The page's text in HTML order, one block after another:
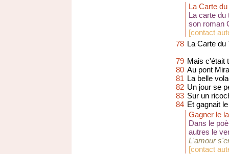
La Carte du
La carte du
son roman
[contact
78 La Carte du
79 Mais c'était
80 Au pont
81 La belle
82 Un jour se
83 Sur un
84 Et gagnait
Gagner le
Dans le
autres le
L'amour
[contact